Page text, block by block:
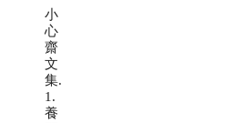
小
心
齋
文
集.
1.
養